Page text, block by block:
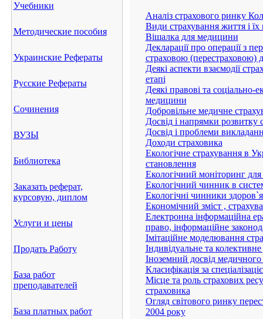
Учебники
Методические пособия
Украинские Рефераты
Русские Рефераты
Сочинения
ВУЗЫ
Библиотека
Заказать реферат,
курсовую, диплом
Услуги и цены
Продать Работу
База работ
преподавателей
База платных работ
Аналіз страхового ринку
Види страхування життя і їх
Вішалка для медицини
Декларації про операції з
страховою (перестраховою)
Деякі аспекти взаємодії
етапі
Деякі правові та соціально-
медицини
Добровільне медичне
Досвід і напрямки розвитку
Досвід і проблеми
Доходи страховика
Екологічне страхування в
становлення
Екологічний моніторинг
Екологічний чинник в
Екологічні чинники
Економічний зміст ,
Електронна інформаційна
право, інформаційне
Імітаційне моделювання
Індивідуальне та
Іноземний досвід медичного
Класифікація за
Місце та роль страхових
страховика
Огляд світового ринку
2004 року